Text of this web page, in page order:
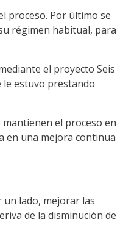
proceso. Por último se
régimen habitual, para
el proyecto Seis
le estuvo prestando
el proceso en
en una mejora continua
un lado, mejorar las
de la disminución de